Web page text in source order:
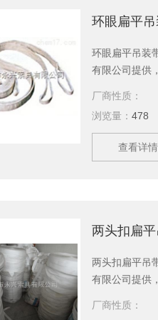
大系列，欢迎
环眼扁平
环眼扁平吊装
有限公司提供
绳等产品，现
订购。
厂商性质：
浏览量：478
查看详情
两头扣扁
两头扣扁平吊
有限公司提供
绳等产品，现
厂商性质：